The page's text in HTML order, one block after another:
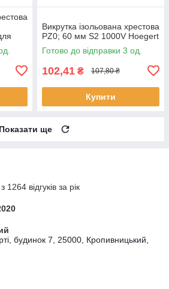
Викрутка ізольована хрестова
PZ0; 60 мм S2 1000V Hoegert
Готово до відправки 3 од.
102,41 ₴ 107,80 ₴
Купити
Показати ще
відгуків за рік
будинок 7, 25000, Кропивницький,